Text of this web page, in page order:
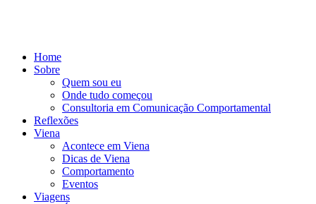
Home
Sobre
Quem sou eu
Onde tudo começou
Consultoria em Comunicação Comportamental
Reflexões
Viena
Acontece em Viena
Dicas de Viena
Comportamento
Eventos
Viagens